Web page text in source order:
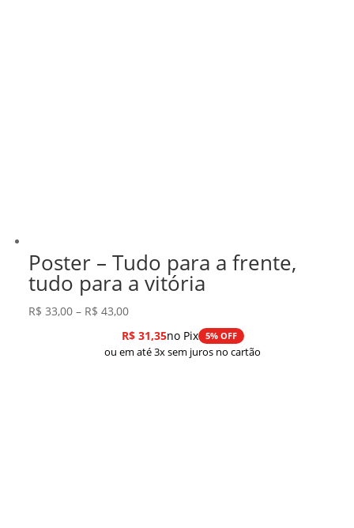
Poster – Tudo para a frente,
tudo para a vitória
R$ 33,00 – R$ 43,00Faixa
de
preço:
R$31,35no Pix 5% OFF
ou em até 3x sem juros no cartão